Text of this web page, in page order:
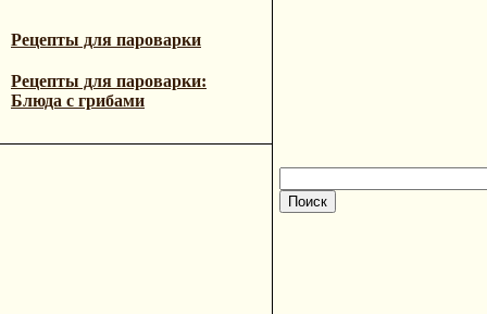
Рецепты для пароварки
Рецепты для пароварки:
Блюда с грибами